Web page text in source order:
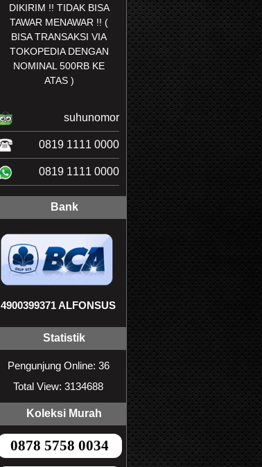
DIKIRIM !! TIDAK BISA
TAWAR MENAWAR !! (
BISA TRANSAKSI VIA
TOKOPEDIA DENGAN
NOMINAL 500RB KE
ATAS )
suhunomor
0819 1111 0000
0819 1111 0000
Bank
4900399371 ALFONSUS
Statistik
Pengunjung Online: 36
Total View: 3134688
Koleksi Murah
0878 5758 0034